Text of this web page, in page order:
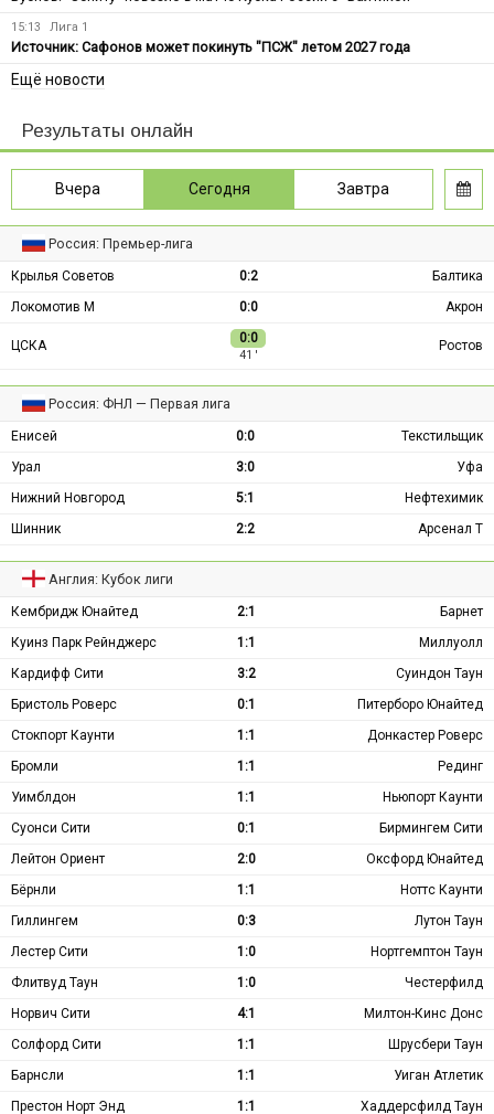
15:13 Лига 1
Источник: Сафонов может покинуть "ПСЖ" летом 2027 года
Ещё новости
Результаты онлайн
Вчера Сегодня Завтра
Россия: Премьер-лига
Крылья Советов 0:2
Балтика
Локомотив М
0:0 Акрон
ЦСКА 0:0
41 ′
Ростов
Россия: ФНЛ — Первая лига
Енисей 0:0
Текстильщик
Урал
3:0
Уфа
Нижний Новгород
5:1
Нефтехимик
Шинник
2:2 Арсенал Т
Англия: Кубок лиги
Кембридж Юнайтед 2:1
Барнет
Куинз Парк Рейнджерс
1:1
Миллуолл
Кардифф Сити
3:2
Суиндон Таун
Бристоль Роверс
0:1
Питерборо Юнайтед
Стокпорт Каунти
1:1
Донкастер Роверс
Бромли
1:1
Рединг
Уимблдон
1:1
Ньюпорт Каунти
Суонси Сити
0:1
Бирмингем Сити
Лейтон Ориент
2:0
Оксфорд Юнайтед
Бёрнли
1:1
Ноттс Каунти
Гиллингем
0:3
Лутон Таун
Лестер Сити
1:0
Нортгемптон Таун
Флитвуд Таун
1:0
Честерфилд
Норвич Сити
4:1
Милтон-Кинс Донс
Солфорд Сити
1:1
Шрусбери Таун
Барнсли
1:1
Уиган Атлетик
Престон Норт Энд
1:1
Хаддерсфилд Таун